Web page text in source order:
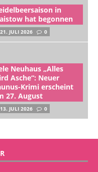
in
hat begonnen
21. JULI 2026 0
Neuhaus „Alles
Asche“: Neuer
Krimi erscheint
27. August
13. JULI 2026 0